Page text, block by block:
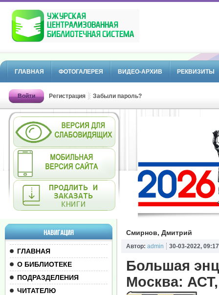
ГЛАВНАЯ ФОТОГАЛЕРЕЯ ВИДЕО-АРХИВ РЕКВИЗИТЫ
Войти Регистрация Забыли пароль?
НАВИГАЦИЯ
ГЛАВНАЯ
О БИБЛИОТЕКЕ
ПОДРАЗДЕЛЕНИЯ
ЧИТАТЕЛЮ
Смирнов, Дмитрий
Автор: admin 30-03-2022, 09:17
Большая
Москва: АСТ,